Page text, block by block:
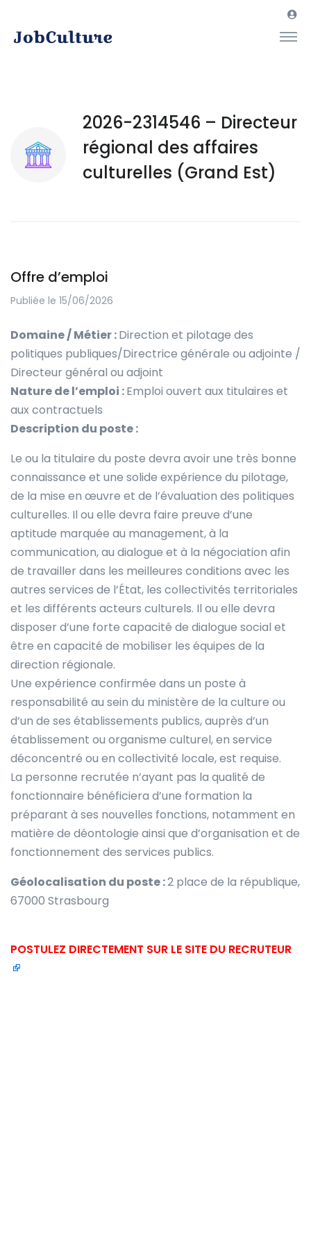
2026-2314546 – Directeur
régional des affaires
culturelles (Grand Est)
Offre d’emploi
Publiée le 15/06/2026
Domaine / Métier :Direction et pilotage des
politiques publiques/Directrice générale ou adjointe /
Directeur général ou adjoint
Nature de l’emploi :Emploi ouvert aux titulaires et
aux contractuels
Description du poste :
Le ou la titulaire du poste devra avoir une très bonne
connaissance et une solide expérience du pilotage,
de la mise en œuvre et de l’évaluation des politiques
culturelles. Il ou elle devra faire preuve d’une
aptitude marquée au management, à la
communication, au dialogue et à la négociation afin
de travailler dans les meilleures conditions avec les
autres services de l’État, les collectivités territoriales
et les différents acteurs culturels. Il ou elle devra
disposer d’une forte capacité de dialogue social et
être en capacité de mobiliser les équipes de la
direction régionale.
Une expérience confirmée dans un poste à
responsabilité au sein du ministère de la culture ou
d’un de ses établissements publics, auprès d’un
établissement ou organisme culturel, en service
déconcentré ou en collectivité locale, est requise.
La personne recrutée n’ayant pas la qualité de
fonctionnaire bénéficiera d’une formation la
préparant à ses nouvelles fonctions, notamment en
matière de déontologie ainsi que d’organisation et de
fonctionnement des services publics.
Géolocalisation du poste :2 place de la république,
67000 Strasbourg
POSTULEZ DIRECTEMENT SUR LE SITE DU RECRUTEUR